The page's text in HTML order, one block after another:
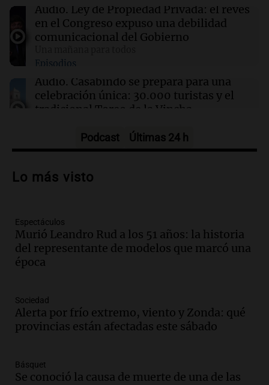
12:39 Sociedad
“Rosarino de alma y corazón”: Javkin
despidió a Jorge Messi
12:35 Sociedad
Se incendió un colectivo en Arroyito: hubo 22
pasajeros evacuados
Audio. Ley de Propiedad Privada: el revés
en el Congreso expuso una debilidad
comunicacional del Gobierno
Episodios
Audio. Casabindo se prepara para una
celebración única: 30.000 turistas y el
tradicional Toreo de la Vincha
Audio.Borges, abogada de Pourrain:
hacerle preguntas y nunca regresó"
Audio.
Voluntarios limpiaron 9.000
metros del río Suquía y retiraron hasta
800 kilos de basura por jornada
Una mañana para todos
Audio.
firmó Jorge Messi para el primer
contrato de Leo con Barcelona
Audio. Joan Gaspart: "Sin Jorge, no sé si
Podcast Últimas 24 h
Lo más visto
Espectáculos
Murió Leandro Rud a los 51 años: la historia
del representante de modelos que marcó una
época
Sociedad
Alerta por frío extremo, viento y Zonda: qué
provincias están afectadas este sábado
Básquet
Se conoció la causa de muerte de una de las